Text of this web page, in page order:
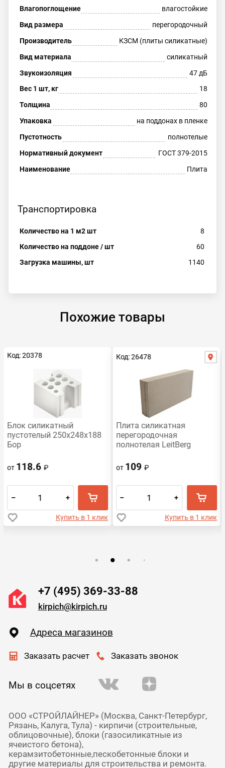
Влагопоглощение
влагостойкие
Вид размера
перегородочный
Производитель
КЗСМ (плиты силикатные)
Вид материала
силикатный
Звукоизоляция
47 дБ
Вес 1 шт, кг
18
Толщина
80
Упаковка
на поддонах в пленке
Пустотность
полнотелые
Нормативный документ
ГОСТ 379-2015
Наименование
Плита
Транспортировка
Количество на 1 м2 шт
8
Количество на поддоне / шт
60
Загрузка машины, шт
1140
Похожие товары
Код: 20378
Блок силикатный
пустотелый 250x248x188
Бор
от 118.6₽
– +
Купить в 1 клик
Код: 26478
Плита силикатная
перегородочная
полнотелая LeitBerg
от 109₽
– +
Купить в 1 клик
+7 (495) 369-33-88
kirpich@kirpich.ru
Адреса магазинов
Заказать расчет Заказать звонок
Мы в соцсетях
ООО «СТРОЙЛАЙНЕР» (Москва, Санкт-Петербург,
Рязань, Калуга, Тула) - кирпичи (строительные,
облицовочные), блоки (газосиликатные из
ячеистого бетона),
керамзитобетонные,пескобетонные блоки и
другие материалы для строительства и ремонта.